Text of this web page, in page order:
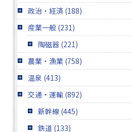
政治・経済 (188)
産業一般 (231)
陶磁器 (221)
農業・漁業 (758)
温泉 (413)
交通・運輸 (892)
新幹線 (445)
鉄道 (133)